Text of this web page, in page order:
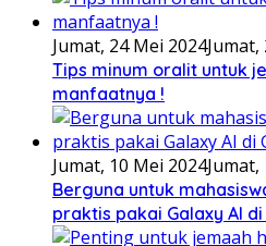
Jumat, 24 Mei 2024Jumat,
Tips minum oralit untuk
manfaatnya !
Jumat, 10 Mei 2024Jumat,
Berguna untuk
praktis pakai Galaxy AI di